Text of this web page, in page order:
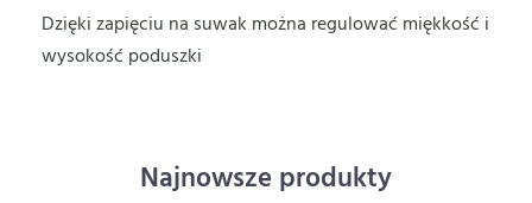
Dzięki zapięciu na suwak można regulować miękkość i
wysokość poduszki
Najnowsze produkty